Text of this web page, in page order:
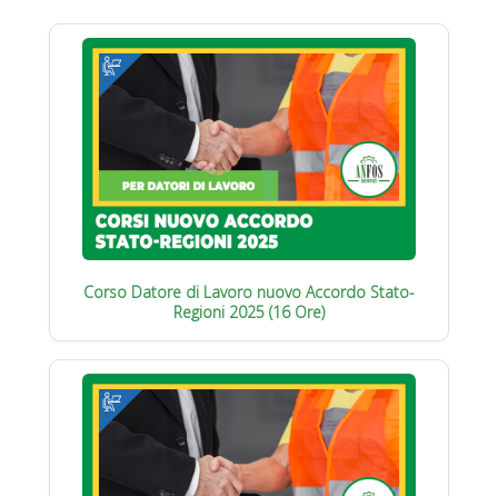
Corso Datore di Lavoro nuovo Accordo Stato-
Regioni 2025 (16 Ore)